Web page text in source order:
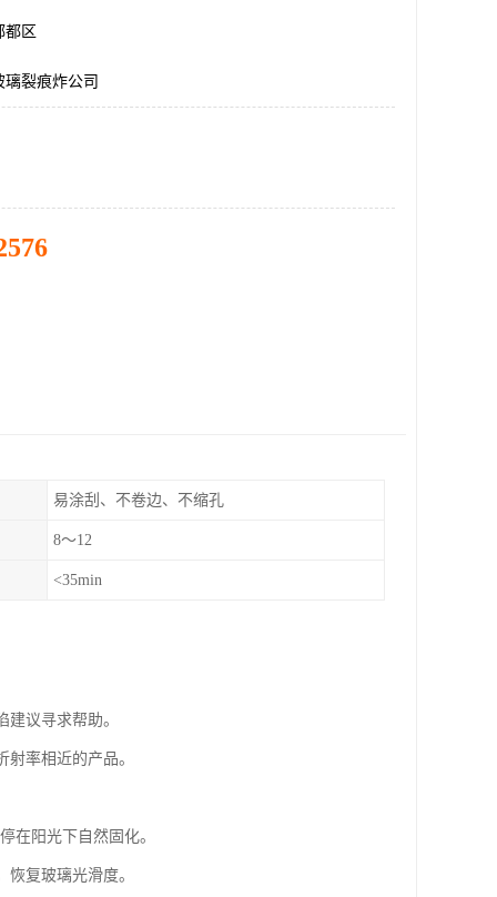
都区
裂痕炸公司
易涂刮、不卷边、不缩孔
8～12
<35min
议寻求帮助。
率相近的产品。
在阳光下自然固化。
复玻璃光滑度。